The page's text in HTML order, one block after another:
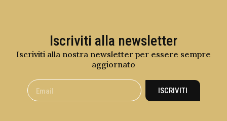
Iscriviti alla newsletter
Iscriviti alla nostra newsletter per essere sempre
aggiornato
ISCRIVITI